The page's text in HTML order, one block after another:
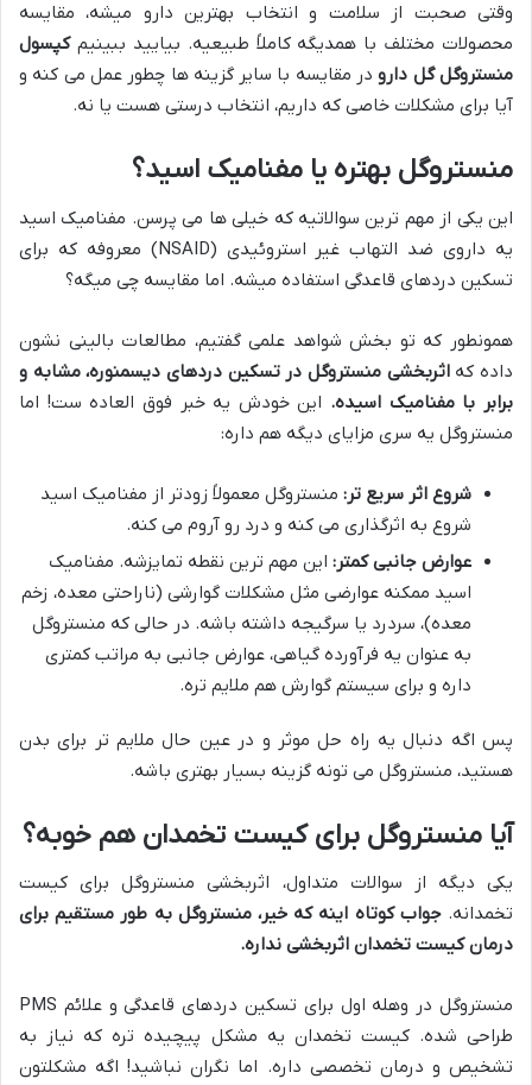
وقتی صحبت از سلامت و انتخاب بهترین دارو میشه، مقایسه
محصولات مختلف با همدیگه کاملاً طبیعیه. بیایید ببینیمکپسول
منستروگل گل دارودر مقایسه با سایر گزینه ها چطور عمل می کنه و
آیا برای مشکلات خاصی که داریم، انتخاب درستی هست یا نه.
منستروگل بهتره یا مفنامیک اسید؟
این یکی از مهم ترین سوالاتیه که خیلی ها می پرسن. مفنامیک اسید
یه داروی ضد التهاب غیر استروئیدی (NSAID) معروفه که برای
تسکین دردهای قاعدگی استفاده میشه. اما مقایسه چی میگه؟
همونطور که تو بخش شواهد علمی گفتیم، مطالعات بالینی نشون
داده کهاثربخشی منستروگل در تسکین دردهای دیسمنوره، مشابه و
برابر با مفنامیک اسیده. این خودش یه خبر فوق العاده ست! اما
منستروگل یه سری مزایای دیگه هم داره:
شروع اثر سریع تر: منستروگل معمولاً زودتر از مفنامیک اسید
شروع به اثرگذاری می کنه و درد رو آروم می کنه.
عوارض جانبی کمتر: این مهم ترین نقطه تمایزشه. مفنامیک
اسید ممکنه عوارضی مثل مشکلات گوارشی (ناراحتی معده، زخم
معده)، سردرد یا سرگیجه داشته باشه. در حالی که منستروگل
به عنوان یه فرآورده گیاهی، عوارض جانبی به مراتب کمتری
داره و برای سیستم گوارش هم ملایم تره.
پس اگه دنبال یه راه حل موثر و در عین حال ملایم تر برای بدن
هستید، منستروگل می تونه گزینه بسیار بهتری باشه.
آیا منستروگل برای کیست تخمدان هم خوبه؟
یکی دیگه از سوالات متداول، اثربخشی منستروگل برای کیست
تخمدانه.جواب کوتاه اینه که خیر، منستروگل به طور مستقیم برای
درمان کیست تخمدان اثربخشی نداره.
منستروگل در وهله اول برای تسکین دردهای قاعدگی و علائم PMS
طراحی شده. کیست تخمدان یه مشکل پیچیده تره که نیاز به
تشخیص و درمان تخصصی داره. اما نگران نباشید! اگه مشکلتون